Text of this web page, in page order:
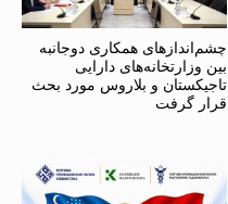
چشم‌اندازهای همکاری دوجانبه
بین وزارتخانه‌های دارایی
تاجیکستان و بلاروس مورد بحث
قرار گرفت